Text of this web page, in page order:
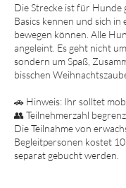
Die Strecke ist für Hunde
Basics kennen und sich in
bewegen können. Alle
angeleint. Es geht nicht
sondern um Spaß,
bisschen
🚗 Hinweis: Ihr solltet
👥 Teilnehmerzahl
Die Teilnahme von
Begleitpersonen kostet
separat gebucht werden.